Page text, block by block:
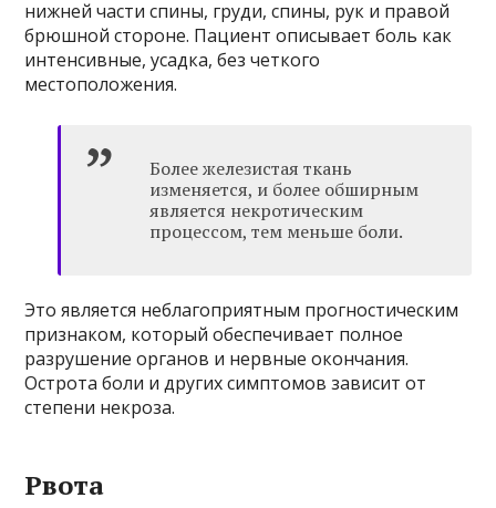
нижней части спины, груди, спины, рук и правой
брюшной стороне. Пациент описывает боль как
интенсивные, усадка, без четкого
местоположения.
Более железистая ткань
изменяется, и более обширным
является некротическим
процессом, тем меньше боли.
Это является неблагоприятным прогностическим
признаком, который обеспечивает полное
разрушение органов и нервные окончания.
Острота боли и других симптомов зависит от
степени некроза.
Рвота